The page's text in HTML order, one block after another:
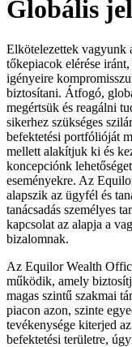
Globális
Elkötelezettek vagyunk
tőkepiacok elérése
igényeire
biztosítani. Átfogó,
megértsük és reagálni
sikerhez szükséges
befektetési portfólióját
mellett alakítjuk ki és
koncepciónk
eseményekre. Az
alapszik az ügyfél és
tanácsadás személyes
kapcsolat az alapja a
bizalomnak.
Az Equilor Wealth
működik, amely
magas szintű szakmai
piacon azon, szinte
tevékenysége kiterjed
befektetési területre,